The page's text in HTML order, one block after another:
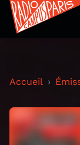
Accueil